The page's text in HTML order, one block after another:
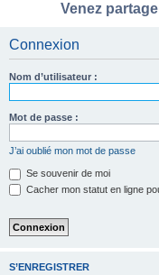
Venez
Connexion
Nom d’utilisateur :
Mot de passe :
J’ai oublié mon mot de passe
Se souvenir de moi
Cacher mon statut en ligne
S’ENREGISTRER